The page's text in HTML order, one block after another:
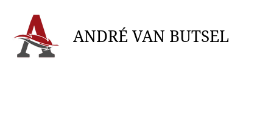
direct
naar
ANDRÉ VAN BUTSEL